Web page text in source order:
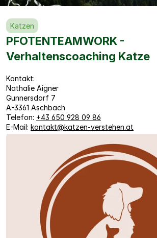
Katzen
PFOTENTEAMWORK -
Verhaltenscoaching Katze
Kontakt:
Nathalie Aigner
Gunnersdorf 7
A-3361 Aschbach
Telefon: +43 650 928 09 86
E-Mail: kontakt@katzen-verstehen.at